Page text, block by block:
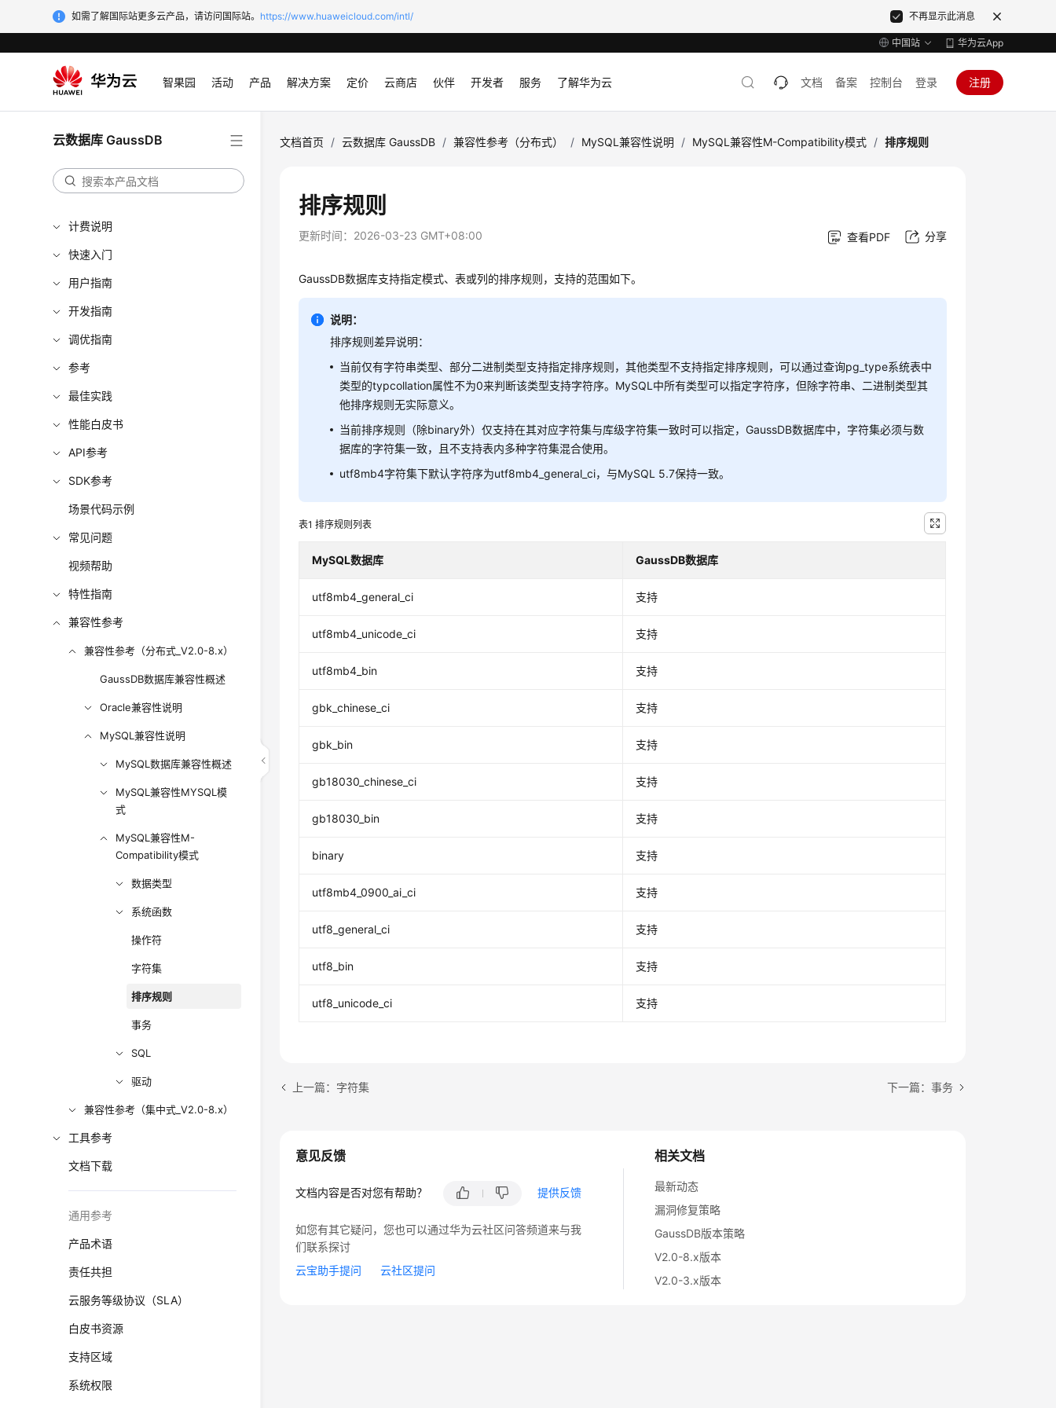
如需了解国际站更多云产品，请访问国际站。 https://www.huaweicloud.com/intl/ 不再显示此消息
中国站 华为云App
智果园 活动 产品 解决方案 定价 云商店 伙伴 开发者 服务 了解华为云 文档 备案 控制台 登录 注册
云数据库 GaussDB
最新动态
服务公告
产品介绍
计费说明
快速入门
用户指南
开发指南
调优指南
参考
最佳实践
性能白皮书
API参考
SDK参考
场景代码示例
常见问题
视频帮助
特性指南
兼容性参考
兼容性参考（分布式_V2.0-8.x）
GaussDB数据库兼容性概述
Oracle兼容性说明
MySQL兼容性说明
MySQL数据库兼容性概述
MySQL兼容性MYSQL模
式
MySQL兼容性M-
Compatibility模式
数据类型
系统函数
操作符
字符集
排序规则
事务
SQL
驱动
兼容性参考（集中式_V2.0-8.x）
工具参考
文档下载
通用参考
产品术语
责任共担
云服务等级协议（SLA）
白皮书资源
支持区域
系统权限
文档首页 / 云数据库 GaussDB / 兼容性参考（分布式） / MySQL兼容性说明 / MySQL兼容性M-Compatibility模式 / 排序规则
排序规则
更新时间： 2026-03-23 GMT+08:00 查看PDF 分享
GaussDB数据库支持指定模式、表或列的排序规则，支持的范围如下。
说明：
排序规则差异说明：
当前仅有字符串类型、部分二进制类型支持指定排序规则，其他类型不支持指定排序规则，可以通过查询pg_type系统表中
类型的typcollation属性不为0来判断该类型支持字符序。MySQL中所有类型可以指定字符序，但除字符串、二进制类型其
他排序规则无实际意义。
当前排序规则（除binary外）仅支持在其对应字符集与库级字符集一致时可以指定，GaussDB数据库中，字符集必须与数
据库的字符集一致，且不支持表内多种字符集混合使用。
utf8mb4字符集下默认字符序为utf8mb4_general_ci，与MySQL 5.7保持一致。
表1排序规则列表
MySQL数据库 GaussDB数据库
utf8mb4_general_ci 支持
utf8mb4_unicode_ci 支持
utf8mb4_bin 支持
gbk_chinese_ci 支持
gbk_bin 支持
gb18030_chinese_ci 支持
gb18030_bin 支持
binary 支持
utf8mb4_0900_ai_ci 支持
utf8_general_ci 支持
utf8_bin 支持
utf8_unicode_ci 支持
上一篇：字符集 下一篇：事务
相关文档
最新动态
漏洞修复策略
GaussDB版本策略
V2.0-8.x版本
V2.0-3.x版本
意见反馈
文档内容是否对您有帮助？ 提供反馈
如您有其它疑问，您也可以通过华为云社区问答频道来与我
们联系探讨
云宝助手提问
云社区提问